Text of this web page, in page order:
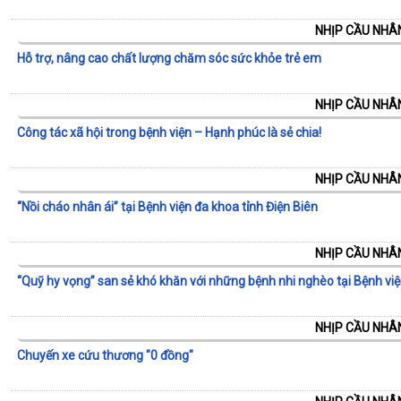
NHỊP CẦU
Hỗ trợ, nâng cao chất lượng chăm sóc sức khỏe trẻ em
NHỊP CẦU
Công tác xã hội trong bệnh viện – Hạnh phúc là sẻ chia!
NHỊP CẦU
“Nồi cháo nhân ái” tại Bệnh viện đa khoa tỉnh Điện Biên
NHỊP CẦU
“Quỹ hy vọng” san sẻ khó khăn với những bệnh nhi nghèo tại Bệnh
NHỊP CẦU
Chuyến xe cứu thương "0 đồng"